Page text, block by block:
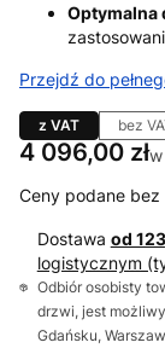
Optymalna
Przejdź do
z VAT bez
Cena
4 096,00 złw
Ceny podane
Dostawa od
logistycznym
Odbiór osobisty
drzwi, jest
Gdańsku,